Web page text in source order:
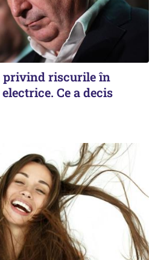
privind riscurile în
Ce a decis